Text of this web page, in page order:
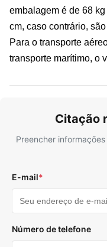
embalagem é de 68
cm, caso contrário,
Para o transporte
transporte marítimo, o
Citação
Preencher
E-mail*
Número de telefone